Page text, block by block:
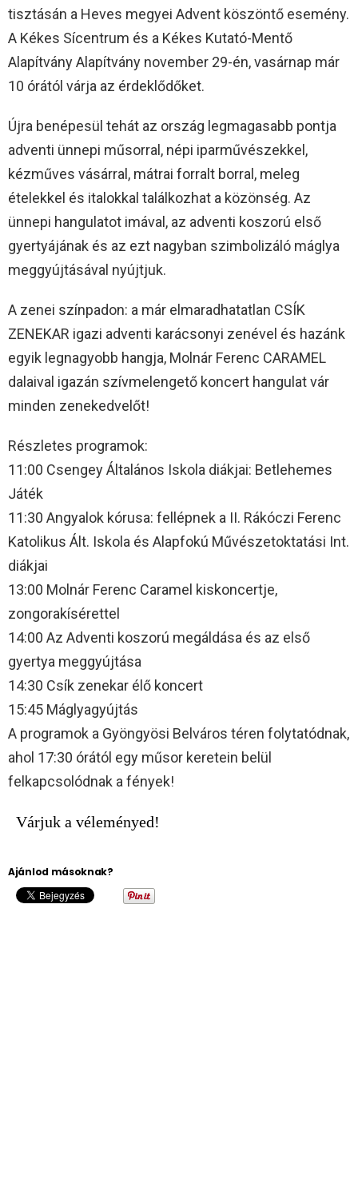
tisztásán a Heves megyei Advent köszöntő esemény.
A Kékes Sícentrum és a Kékes Kutató-Mentő
Alapítvány Alapítvány november 29-én, vasárnap már
10 órától várja az érdeklődőket.
Újra benépesül tehát az ország legmagasabb pontja
adventi ünnepi műsorral, népi iparművészekkel,
kézműves vásárral, mátrai forralt borral, meleg
ételekkel és italokkal találkozhat a közönség. Az
ünnepi hangulatot imával, az adventi koszorú első
gyertyájának és az ezt nagyban szimbolizáló máglya
meggyújtásával nyújtjuk.
A zenei színpadon: a már elmaradhatatlan CSÍK
ZENEKAR igazi adventi karácsonyi zenével és hazánk
egyik legnagyobb hangja, Molnár Ferenc CARAMEL
dalaival igazán szívmelengető koncert hangulat vár
minden zenekedvelőt!
Részletes programok:
11:00 Csengey Általános Iskola diákjai: Betlehemes
Játék
11:30 Angyalok kórusa: fellépnek a II. Rákóczi Ferenc
Katolikus Ált. Iskola és Alapfokú Művészetoktatási Int.
diákjai
13:00 Molnár Ferenc Caramel kiskoncertje,
zongorakísérettel
14:00 Az Adventi koszorú megáldása és az első
gyertya meggyújtása
14:30 Csík zenekar élő koncert
15:45 Máglyagyújtás
A programok a Gyöngyösi Belváros téren folytatódnak,
ahol 17:30 órától egy műsor keretein belül
felkapcsolódnak a fények!
Várjuk a véleményed!
Ajánlod másoknak?